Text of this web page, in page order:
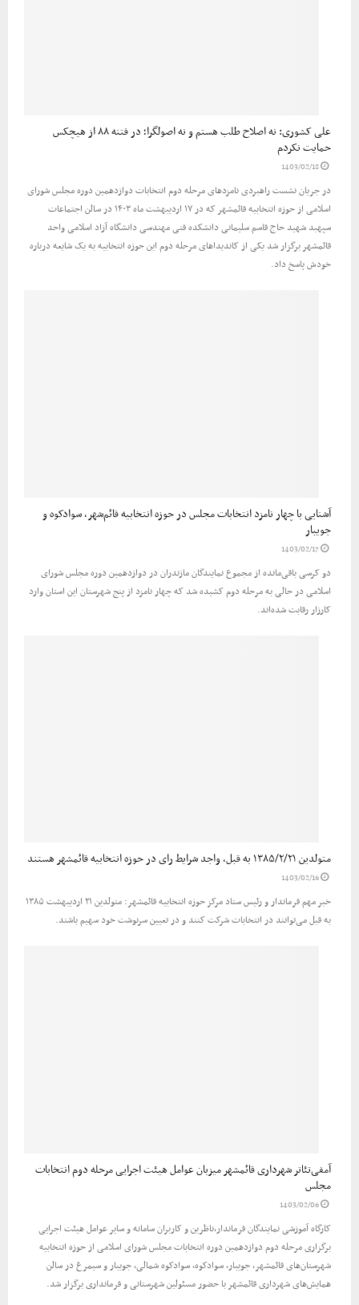
علی کشوری: نه اصلاح طلب هستم و نه اصولگرا؛ در فتنه ۸۸ از هیچکس
حمایت نکردم
1403/02/18
در جریان نشست راهبردی نامزدهای مرحله دوم انتخابات دوازدهمین دوره مجلس شورای
اسلامی از حوزه انتخابیه قائمشهر که در ۱۷ اردیبهشت ماه ۱۴۰۳ در سالن اجتماعات
سپهبد شهید حاج قاسم سلیمانی دانشکده فنی مهندسی دانشگاه آزاد اسلامی واحد
قائمشهر برگزار شد یکی از کاندیداهای مرحله دوم این حوزه انتخابیه به یک شایعه درباره
خودش پاسخ داد.
آشنایی با چهار نامزد انتخابات مجلس در حوزه انتخابیه قائم‌شهر، سوادکوه و
جویبار
1403/02/17
دو کرسی باقی‌مانده از مجموع نمایندگان مازندران در دوازدهمین دوره مجلس شورای
اسلامی در حالی به مرحله دوم کشیده شد که چهار نامزد از پنج شهرستان این استان وارد
کارزار رقابت شده‌اند.
متولدین ۱۳۸۵/۲/۲۱ به قبل، واجد شرایط رای در حوزه انتخابیه قائمشهر هستند
1403/02/16
خبر مهم فرماندار و رئیس ستاد مرکز حوزه انتخابیه قائمشهر: متولدین ۲۱ اردیبهشت ۱۳۸۵
به قبل می‌توانند در انتخابات شرکت کنند و در تعیین سرنوشت خود سهیم باشند.
آمفی‌تئاتر شهرداری قائمشهر میزبان عوامل هیئت اجرایی مرحله دوم انتخابات
مجلس
1403/02/06
کارگاه آموزشی نمایندگان فرماندار،ناظرین و کاربران سامانه و سایر عوامل هیئت اجرایی
برگزاری مرحله دوم دوازدهمین دوره انتخابات مجلس شورای اسلامی از حوزه انتخابیه
شهرستان‌های قائمشهر، جویبار، سوادکوه، سوادکوه شمالی، جویبار و سیمرغ در سالن
همایش‌های شهرداری قائمشهر با حضور مسئولین شهرستانی و فرمانداری برگزار شد.